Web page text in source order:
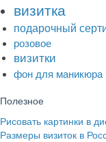
визитка
подарочный
розовое
визитки
фон для маникюра
Полезное
Рисовать картинки в
Размеры визиток в